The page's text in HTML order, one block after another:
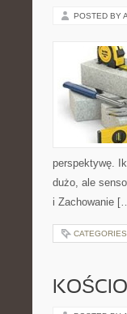
POSTED BY
perspektywę.
dużo, ale
i Zachowanie